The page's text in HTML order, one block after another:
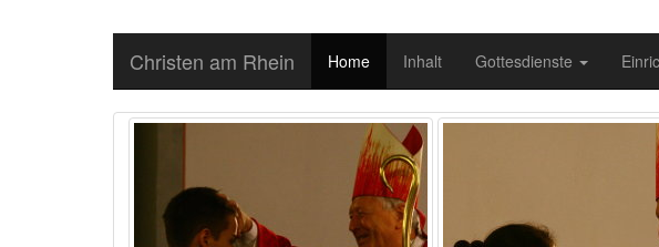
Christen am Rhein Home Inhalt Gottesdienste